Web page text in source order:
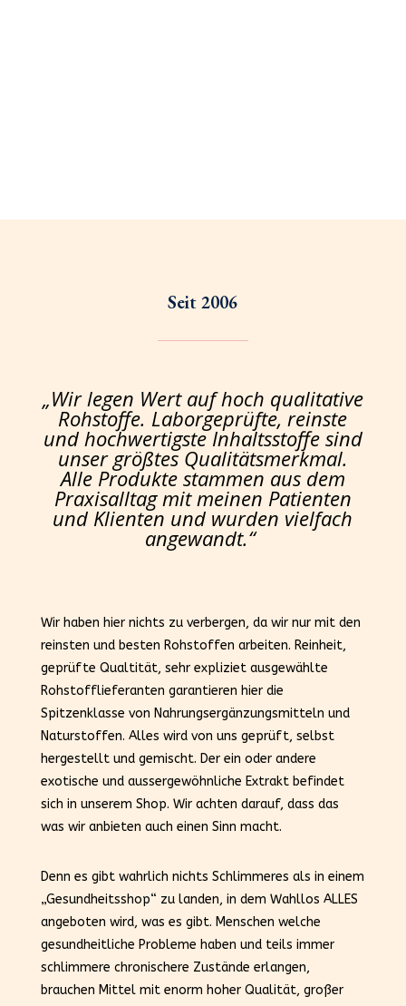
Seit 2006
„Wir legen Wert auf hoch qualitative
Rohstoffe. Laborgeprüfte, reinste
und hochwertigste Inhaltsstoffe sind
unser größtes Qualitätsmerkmal.
Alle Produkte stammen aus dem
Praxisalltag mit meinen Patienten
und Klienten und wurden vielfach
angewandt.“
Wir haben hier nichts zu verbergen, da wir nur mit den
reinsten und besten Rohstoffen arbeiten. Reinheit,
geprüfte Qualtität, sehr expliziet ausgewählte
Rohstofflieferanten garantieren hier die
Spitzenklasse von Nahrungsergänzungsmitteln und
Naturstoffen. Alles wird von uns geprüft, selbst
hergestellt und gemischt. Der ein oder andere
exotische und aussergewöhnliche Extrakt befindet
sich in unserem Shop. Wir achten darauf, dass das
was wir anbieten auch einen Sinn macht.
Denn es gibt wahrlich nichts Schlimmeres als in einem
„Gesundheitsshop“ zu landen, in dem Wahllos ALLES
angeboten wird, was es gibt. Menschen welche
gesundheitliche Probleme haben und teils immer
schlimmere chronischere Zustände erlangen,
brauchen Mittel mit enorm hoher Qualität, großer